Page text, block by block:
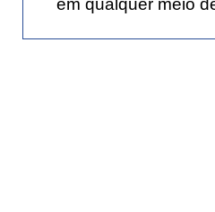
em qualquer meio